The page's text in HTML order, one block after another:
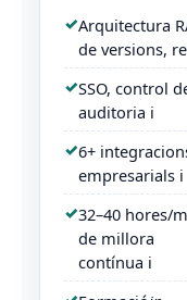
Arquitectura
de versions,
SSO, control
auditoria i
6+
empresarials i
32–40 hores/
de millora
contínua i